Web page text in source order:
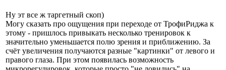
Ну эт все ж таргетный скоп)
Могу сказать про ощущения при переходе от ТрофиРиджа к
этому - пришлось привыкать несколько тренировок к
значительно уменьшается полю зрения и приближению. За
счёт увеличения получаются разные "картинки" от левого и
правого глаза. При этом появилась возможность